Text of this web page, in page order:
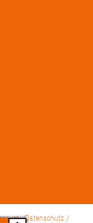
Datenschutz /